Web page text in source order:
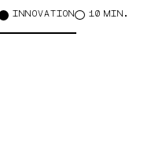
INNOVATION 10 MIN.